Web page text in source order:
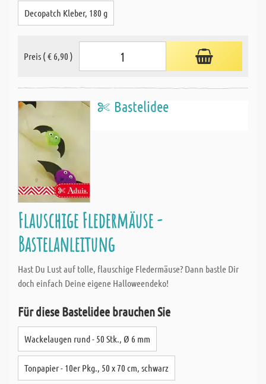
Decopatch Kleber, 180 g
Preis ( € 6,90 )
Bastelidee
Flauschige Fledermäuse -
Bastelanleitung
Hast Du Lust auf tolle, flauschige Fledermäuse? Dann bastle Dir
doch einfach Deine eigene Halloweendeko!
Für diese Bastelidee brauchen Sie
Wackelaugen rund - 50 Stk., Ø 6 mm
Tonpapier - 10er Pkg., 50 x 70 cm, schwarz